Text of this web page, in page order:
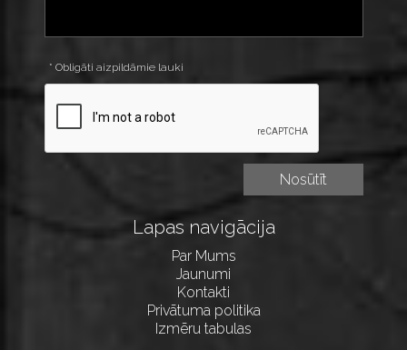
* Obligāti aizpildāmie lauki
Lapas navigācija
Par Mums
Jaunumi
Kontakti
Privātuma politika
Izmēru tabulas